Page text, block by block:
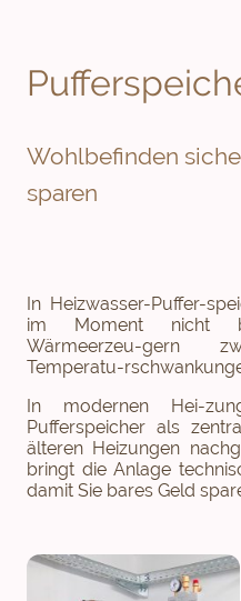
Wohlbefinden
sparen
In Heizwasser-Puffer-
im Moment nicht
Wärmeerzeu-gern
Temperatu-
In modernen Hei-
Pufferspeicher als
älteren Heizungen
bringt die Anlage
damit Sie bares Geld